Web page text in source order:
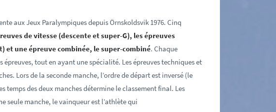
aux Jeux Paralympiques depuisÖrnskoldsvik 1976. Cinq
de vitesse (descente et super-G), les épreuves
et une épreuve combinée, le super-combiné. Chaque
tout en ayant une spécialité. Les épreuves techniques et
Lors de la seconde manche, l’ordre de départ est inversé (le
temps des deux manches détermine le classement final. Les
seule manche, le vainqueur est l’athlète qui